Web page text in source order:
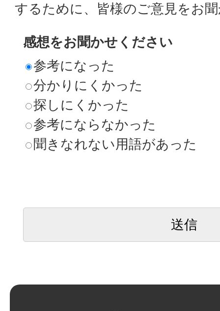
するために、皆様のご意見をお
感想をお聞かせください
参考になった
分かりにくかった
探しにくかった
参考にならなかった
聞きなれない用語があった